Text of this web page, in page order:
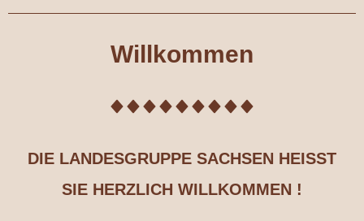
Willkommen
DIE LANDESGRUPPE SACHSEN HEISST
SIE HERZLICH WILLKOMMEN !